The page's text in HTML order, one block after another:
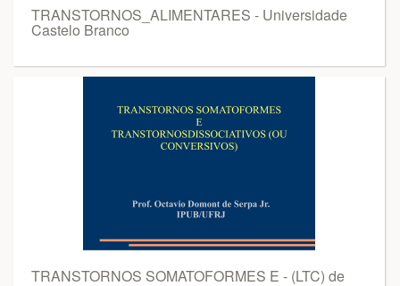
TRANSTORNOS_ALIMENTARES - Universidade
Castelo Branco
TRANSTORNOS SOMATOFORMES E - (LTC) de